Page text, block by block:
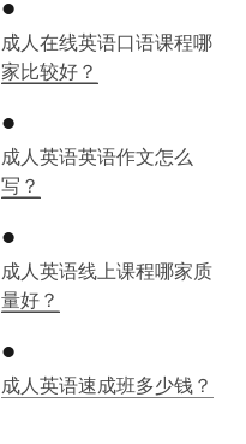
成人在线英语口语课程哪
家比较好？
成人英语英语作文怎么
写？
成人英语线上课程哪家质
量好？
成人英语速成班多少钱？